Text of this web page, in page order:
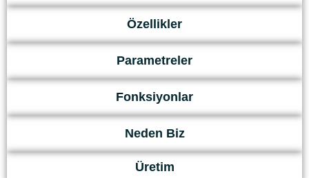
Özellikler
Parametreler
Fonksiyonlar
Neden Biz
Üretim